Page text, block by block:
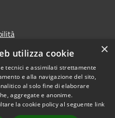
Copyright © 2026 • Comune di
Certaldo • Powered by
×
utilizza cookie
tecnici e assimilati strettamente
e alla navigazione del sito,
al solo fine di elaborare
aggregate e anonime.
la cookie policy al seguente link